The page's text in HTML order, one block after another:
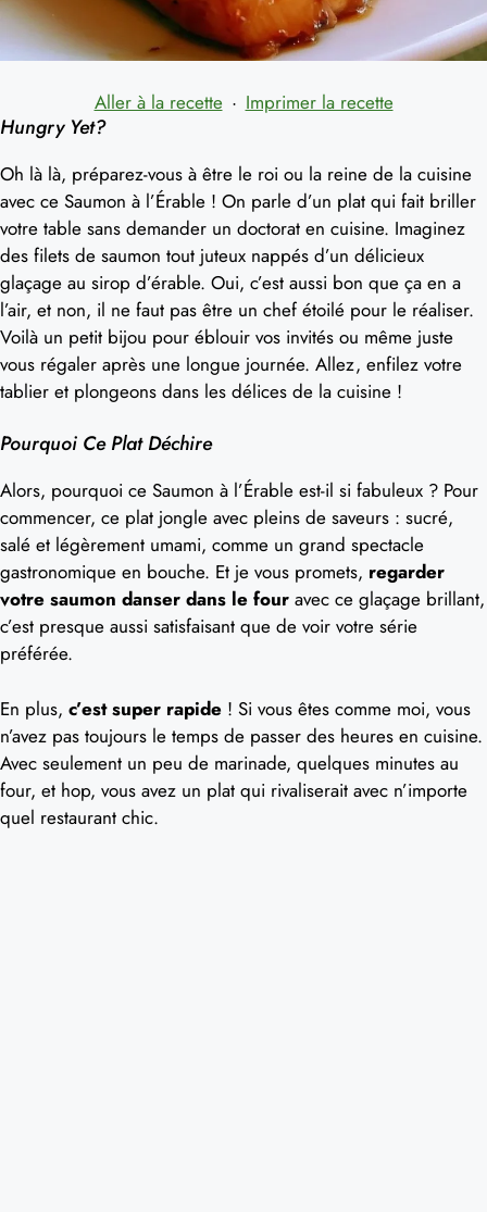
Aller à la recette · Imprimer la recette
Hungry Yet?
Oh là là, préparez-vous à être le roi ou la reine de la cuisine
avec ce Saumon à l’Érable ! On parle d’un plat qui fait briller
votre table sans demander un doctorat en cuisine. Imaginez
des filets de saumon tout juteux nappés d’un délicieux
glaçage au sirop d’érable. Oui, c’est aussi bon que ça en a
l’air, et non, il ne faut pas être un chef étoilé pour le réaliser.
Voilà un petit bijou pour éblouir vos invités ou même juste
vous régaler après une longue journée. Allez, enfilez votre
tablier et plongeons dans les délices de la cuisine !
Pourquoi Ce Plat Déchire
Alors, pourquoi ce Saumon à l’Érable est-il si fabuleux ? Pour
commencer, ce plat jongle avec pleins de saveurs : sucré,
salé et légèrement umami, comme un grand spectacle
gastronomique en bouche. Et je vous promets, regarder
votre saumon danser dans le four avec ce glaçage brillant,
c’est presque aussi satisfaisant que de voir votre série
préférée.
En plus, c’est super rapide ! Si vous êtes comme moi, vous
n’avez pas toujours le temps de passer des heures en cuisine.
Avec seulement un peu de marinade, quelques minutes au
four, et hop, vous avez un plat qui rivaliserait avec n’importe
quel restaurant chic.